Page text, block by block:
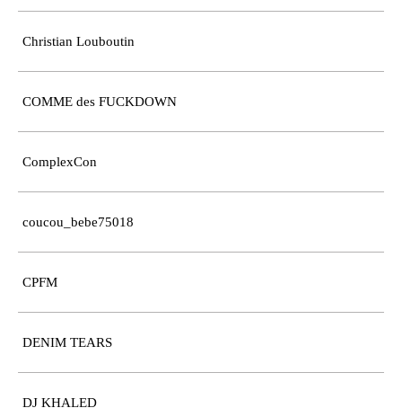
Christian Louboutin
COMME des FUCKDOWN
ComplexCon
coucou_bebe75018
CPFM
DENIM TEARS
DJ KHALED